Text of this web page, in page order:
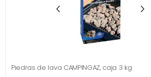
Piedras de lava CAMPINGAZ, caja 3 kg